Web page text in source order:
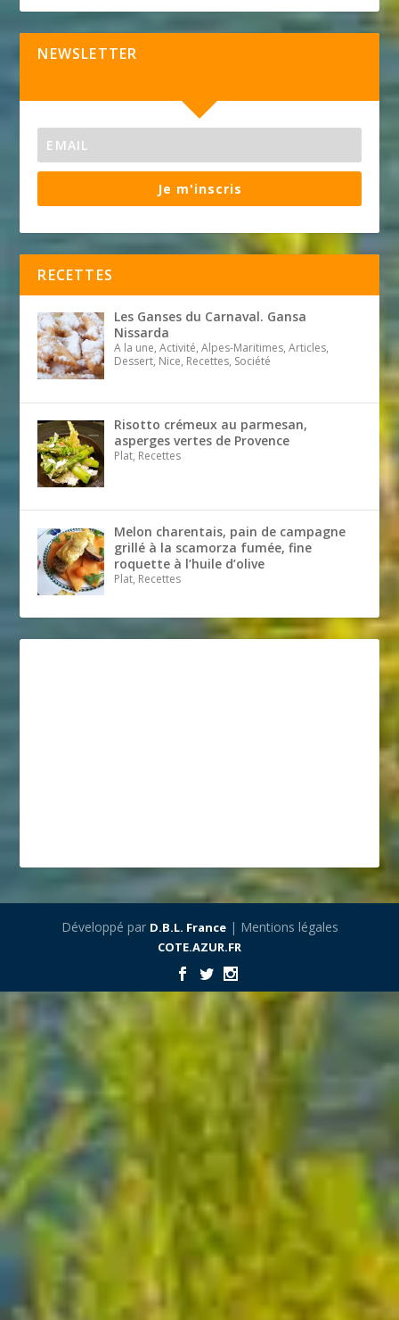
NEWSLETTER
Je m'inscris
RECETTES
Les Ganses du Carnaval. Gansa
Nissarda
A la une, Activité, Alpes-Maritimes, Articles,
Dessert, Nice, Recettes, Société
Risotto crémeux au parmesan,
asperges vertes de Provence
Plat, Recettes
Melon charentais, pain de campagne
grillé à la scamorza fumée, fine
roquette à l’huile d’olive
Plat, Recettes
Développé par D.B.L. France| Mentions légales
COTE.AZUR.FR